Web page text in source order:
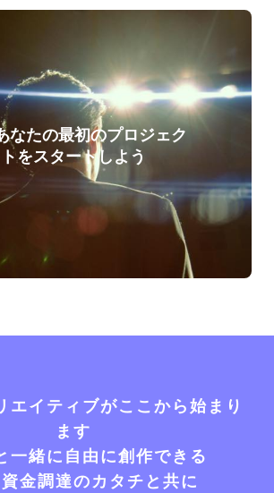
なたの最初のプロジェク
トをスタートしよう
エイティブがここから始まり
ます
一緒に自由に創作できる
金調達のカタチと共に